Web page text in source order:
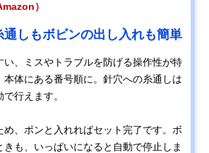
）
通しもボビンの出し入れも簡単
い、ミスやトラブルを防げる操作性が特
本体にある番号順に。針穴への糸通しは
行えます。
め、ポンと入れればセット完了です。ボ
きも、いっぱいになると自動で停止しま